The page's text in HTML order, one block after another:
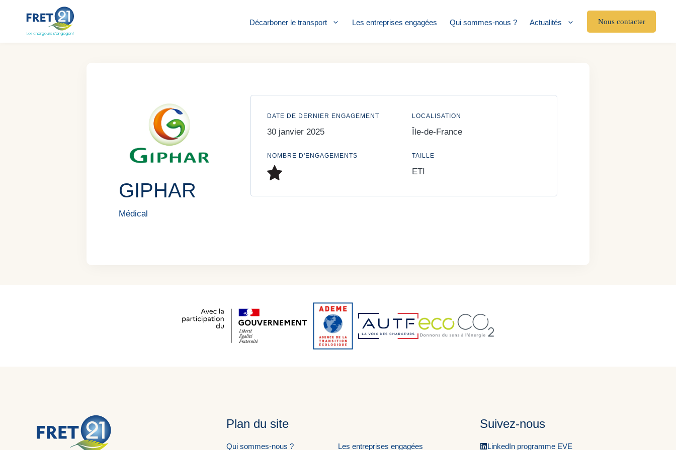
contenu
Décarboner le transport Les entreprises engagées Qui sommes-nous ? Actualités Nous contacter
GIPHAR
Médical
DATE DE DERNIER ENGAGEMENT
30 janvier 2025
LOCALISATION
Île-de-France
NOMBRE D'ENGAGEMENTS TAILLE
ETI
Plan du site
Qui sommes-nous ? Les entreprises engagées
Suivez-nous
LinkedIn programme EVE